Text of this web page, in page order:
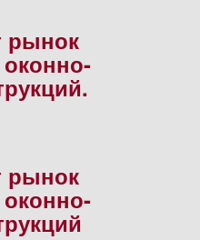
рынок
рынок